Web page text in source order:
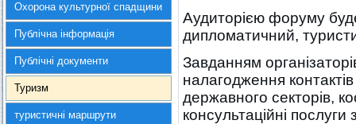
Охорона культурної спадщини
Публічна інформація
Публічні документи
Туризм
туристичні маршрути
Аудиторією форуму
дипломатичний,
Завданням
налагодження
державного секторів,
консультаційні